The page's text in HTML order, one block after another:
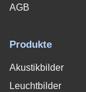
AGB
Produkte
Akustikbilder
Leuchtbilder